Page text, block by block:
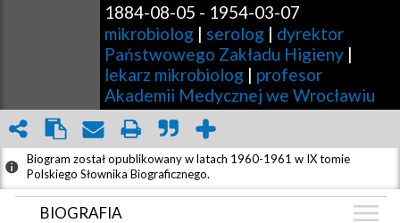
1884-08-05 - 1954-03-07
mikrobiolog | serolog | dyrektor
Państwowego Zakładu Higieny |
lekarz mikrobiolog | profesor
Akademii Medycznej we Wrocławiu
Biogram został opublikowany w latach 1960-1961 w IX tomie
Polskiego Słownika Biograficznego.
BIOGRAFIA